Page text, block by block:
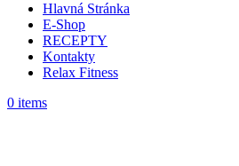
Hlavná Stránka
E-Shop
RECEPTY
Kontakty
Relax Fitness
0 items